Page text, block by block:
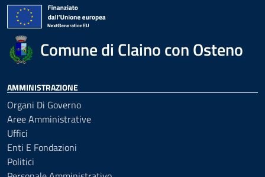
Comune di Claino con Osteno
AMMINISTRAZIONE
Organi Di Governo
Aree Amministrative
Uffici
Enti E Fondazioni
Politici